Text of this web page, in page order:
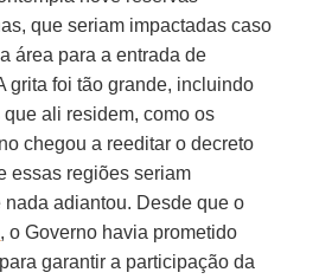
que seriam impactadas caso
área para a entrada de
grita foi tão grande, incluindo
ali residem, como os
chegou a reeditar o decreto
essas regiões seriam
nada adiantou. Desde que o
, o Governo havia prometido
garantir a participação da